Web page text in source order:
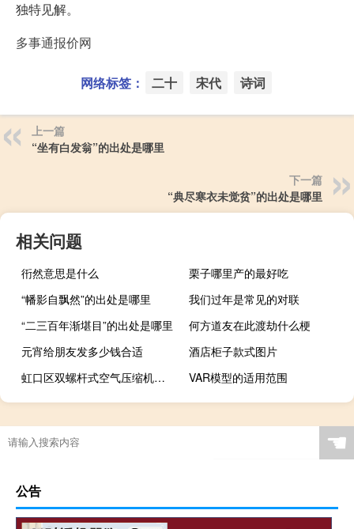
独特见解。
多事通报价网
网络标签： 二十 宋代 诗词
上一篇
“坐有白发翁”的出处是哪里
下一篇
“典尽寒衣未觉贫”的出处是哪里
相关问题
衎然意思是什么
栗子哪里产的最好吃
“幡影自飘然”的出处是哪里
我们过年是常见的对联
“二三百年渐堪目”的出处是哪里
何方道友在此渡劫什么梗
元宵给朋友发多少钱合适
酒店柜子款式图片
虹口区双螺杆式空气压缩机哪个牌子好
VAR模型的适用范围
☚
公告